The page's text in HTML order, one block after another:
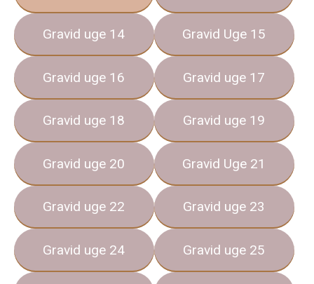
Gravid uge 14 Gravid Uge 15
Gravid uge 16 Gravid uge 17
Gravid uge 18 Gravid uge 19
Gravid uge 20 Gravid Uge 21
Gravid uge 22 Gravid uge 23
Gravid uge 24 Gravid uge 25